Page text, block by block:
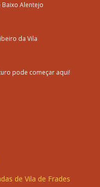
Alentejo
da Vila
pode começar aqui!
de Vila de Frades